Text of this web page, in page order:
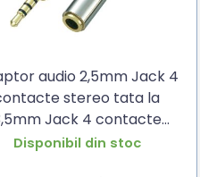
audio 2,5mm Jack 4
stereo tata la
Jack 4 contacte
mama, metal, aurit
Disponibil din stoc